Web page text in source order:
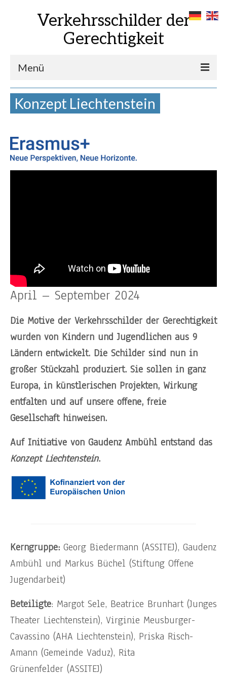
Verkehrsschilder der
Gerechtigkeit
Menü
Das Projekt
Die Orte
Die Landkarte
Konzept Liechtenstein
April – September 2024
Die Motive der Verkehrsschilder der Gerechtigkeit
wurden von Kindern und Jugendlichen aus 9
Ländern entwickelt. Die Schilder sind nun in
großer Stückzahl produziert. Sie sollen in ganz
Europa, in künstlerischen Projekten, Wirkung
entfalten und auf unsere offene, freie
Gesellschaft hinweisen.
Auf Initiative von Gaudenz Ambühl entstand das
Konzept Liechtenstein.
Kerngruppe: Georg Biedermann (ASSITEJ), Gaudenz
Ambühl und Markus Büchel (Stiftung Offene
Jugendarbeit)
Beteiligte: Margot Sele, Beatrice Brunhart (Junges
Theater Liechtenstein), Virginie Meusburger-
Cavassino (AHA Liechtenstein), Priska Risch-
Amann (Gemeinde Vaduz), Rita
Grünenfelder (ASSITEJ)